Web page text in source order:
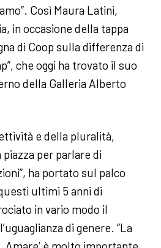
Così Maura Latini,
in occasione della tappa
di Coop sulla differenza di
che oggi ha trovato il suo
della Galleria Alberto
e della pluralità,
piazza per parlare di
ha portato sul palco
ultimi 5 anni di
in vario modo il
di genere. “La